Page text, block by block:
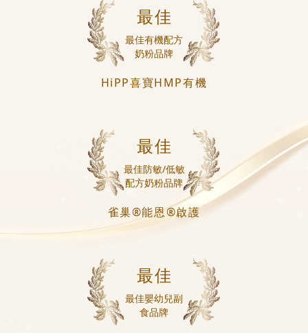
最佳
最佳有機配方
奶粉品牌
HiPP喜寶HMP有機
最佳
最佳防敏/低敏
配方奶粉品牌
雀巢®能恩®啟護
最佳
最佳嬰幼兒副
食品牌